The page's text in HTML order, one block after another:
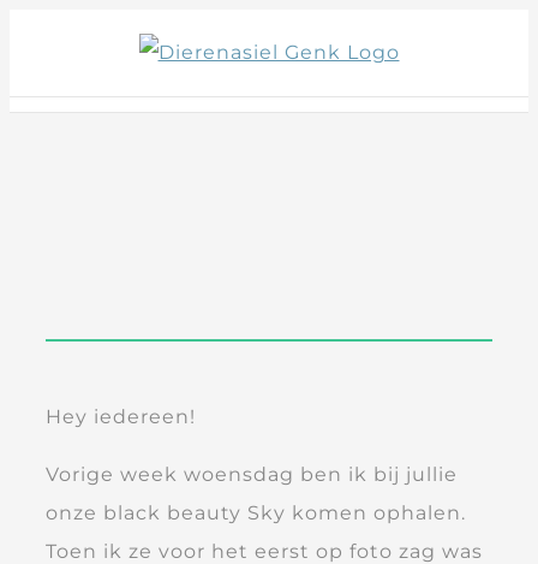
content
Hey iedereen!
Vorige week woensdag ben ik bij jullie
onze black beauty Sky komen ophalen.
Toen ik ze voor het eerst op foto zag was